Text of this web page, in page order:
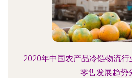
2020年中国农产品冷链物流
零售发展趋势